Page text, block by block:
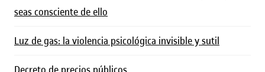
seas consciente de ello
Luz de gas: la violencia psicológica invisible y sutil
Decreto de precios públicos